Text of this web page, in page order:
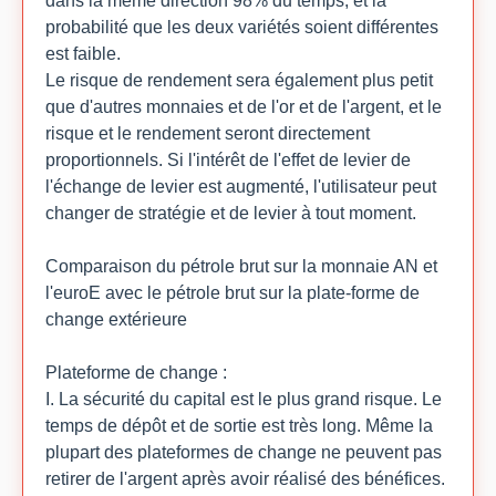
probabilité que les deux variétés soient différentes
est faible.
Le risque de rendement sera également plus petit
que d'autres monnaies et de l'or et de l'argent, et le
risque et le rendement seront directement
proportionnels. Si l'intérêt de l'effet de levier de
l'échange de levier est augmenté, l'utilisateur peut
changer de stratégie et de levier à tout moment.
Comparaison du pétrole brut sur la monnaie AN et
l'euroE avec le pétrole brut sur la plate-forme de
change extérieure
Plateforme de change :
I. La sécurité du capital est le plus grand risque. Le
temps de dépôt et de sortie est très long. Même la
plupart des plateformes de change ne peuvent pas
retirer de l'argent après avoir réalisé des bénéfices.